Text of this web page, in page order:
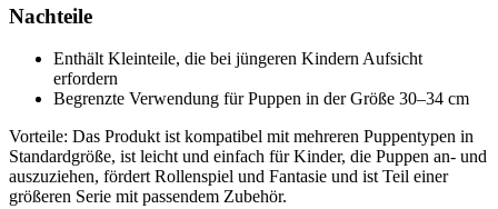
Nachteile
Enthält Kleinteile, die bei jüngeren Kindern Aufsicht
erfordern
Begrenzte Verwendung für Puppen in der Größe 30–34 cm
Vorteile: Das Produkt ist kompatibel mit mehreren Puppentypen in
Standardgröße, ist leicht und einfach für Kinder, die Puppen an- und
auszuziehen, fördert Rollenspiel und Fantasie und ist Teil einer
größeren Serie mit passendem Zubehör.